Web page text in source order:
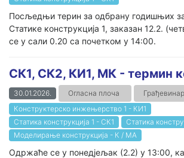
Посљедњи терин за одбрану годишњих
Статике конструкција 1, заказан 12.2.
се у сали 0.20 са почетком у 14:00.
СК1, СК2, КИ1, МК - термин
30.01.2026. Огласна плоча
Конструктерско инжењерство 1 - КИ1
Статика конструкција 1 - СК1
Статика
Моделирање конструкција - К / МА
Одржаће се у понедјељак (2.2) у 13:00,